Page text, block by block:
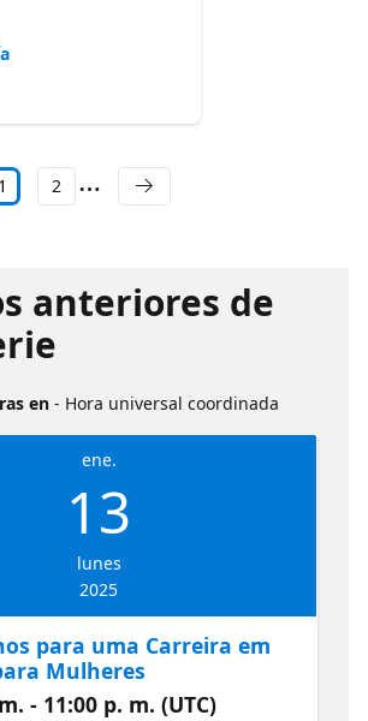
1 2
anteriores de
en - Hora universal coordinada
ene.
13
lunes
2025
para uma Carreira em
Mulheres
- 11:00 p. m. (UTC)